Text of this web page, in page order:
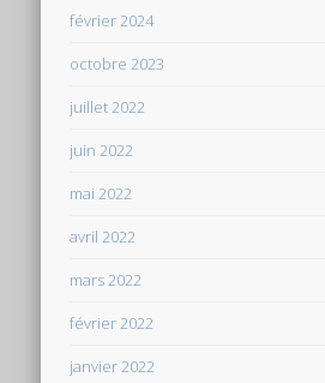
février 2024
octobre 2023
juillet 2022
juin 2022
mai 2022
avril 2022
mars 2022
février 2022
janvier 2022